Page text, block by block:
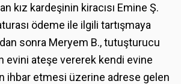
kız kardeşinin kiracısı Emine Ş.
ödeme ile ilgili tartışmaya
sonra Meryem B., tutuşturucu
evini ateşe vererek kendi evine
ihbar etmesi üzerine adrese gelen